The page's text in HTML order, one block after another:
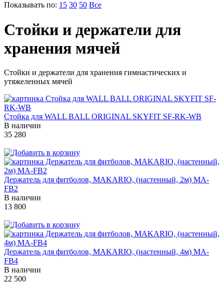
Показывать по: 15 30 50 Все
Стойки и держатели для
хранения мячей
Стойки и держатели для хранения гимнастических и
утяжеленных мячей
Стойка для WALL BALL ORIGINAL SKYFIT SF-RK-WB
В наличии
35 280
Держатель для фитболов, MAKARIO, (настенный, 2м) MA-
FB2
В наличии
13 800
Держатель для фитболов, MAKARIO, (настенный, 4м) MA-
FB4
В наличии
22 500